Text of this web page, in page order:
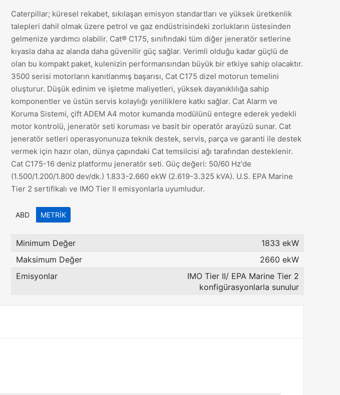
Caterpillar; küresel rekabet, sıkılaşan emisyon standartları ve yüksek üretkenlik
talepleri dahil olmak üzere petrol ve gaz endüstrisindeki zorlukların üstesinden
gelmenize yardımcı olabilir. Cat® C175, sınıfındaki tüm diğer jeneratör setlerine
kıyasla daha az alanda daha güvenilir güç sağlar. Verimli olduğu kadar güçlü de
olan bu kompakt paket, kulenizin performansından büyük bir etkiye sahip olacaktır.
3500 serisi motorların kanıtlanmış başarısı, Cat C175 dizel motorun temelini
oluşturur. Düşük edinim ve işletme maliyetleri, yüksek dayanıklılığa sahip
komponentler ve üstün servis kolaylığı yeniliklere katkı sağlar. Cat Alarm ve
Koruma Sistemi, çift ADEM A4 motor kumanda modülünü entegre ederek yedekli
motor kontrolü, jeneratör seti koruması ve basit bir operatör arayüzü sunar. Cat
jeneratör setleri operasyonunuza teknik destek, servis, parça ve garanti ile destek
vermek için hazır olan, dünya çapındaki Cat temsilcisi ağı tarafından desteklenir.
Cat C175-16 deniz platformu jeneratör seti. Güç değeri: 50/60 Hz'de
(1.500/1.200/1.800 dev/dk.) 1.833-2.660 ekW (2.619-3.325 kVA). U.S. EPA Marine
Tier 2 sertifikalı ve IMO Tier II emisyonlarla uyumludur.
ABD METRIK
Minimum Değer
1833 ekW
Maksimum Değer
2660 ekW
Emisyonlar
IMO Tier II/ EPA Marine Tier 2
konfigürasyonlarla sunulur